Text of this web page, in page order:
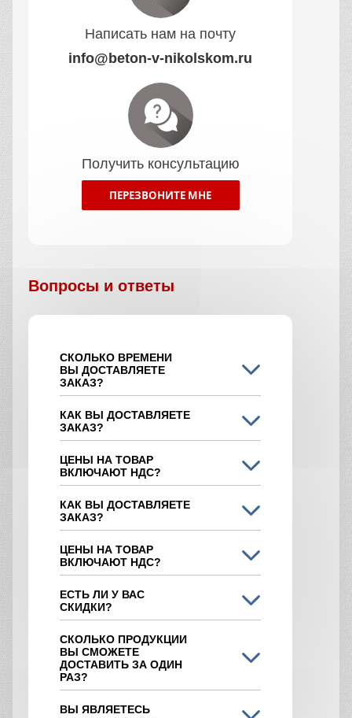
Написать нам на почту
info@beton-v-nikolskom.ru
Получить консультацию
ПЕРЕЗВОНИТЕ МНЕ
Вопросы и ответы
СКОЛЬКО ВРЕМЕНИ
ВЫ ДОСТАВЛЯЕТЕ
ЗАКАЗ?
КАК ВЫ ДОСТАВЛЯЕТЕ
ЗАКАЗ?
ЦЕНЫ НА ТОВАР
ВКЛЮЧАЮТ НДС?
КАК ВЫ ДОСТАВЛЯЕТЕ
ЗАКАЗ?
ЦЕНЫ НА ТОВАР
ВКЛЮЧАЮТ НДС?
ЕСТЬ ЛИ У ВАС
СКИДКИ?
СКОЛЬКО ПРОДУКЦИИ
ВЫ СМОЖЕТЕ
ДОСТАВИТЬ ЗА ОДИН
РАЗ?
ВЫ ЯВЛЯЕТЕСЬ